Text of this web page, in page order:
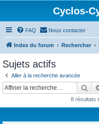
Cyclos-
FAQ Nous contacter
Index du forum Rechercher
Sujets actifs
Aller à la recherche avancée
8 résultats